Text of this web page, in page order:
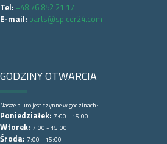
Tel: +48 76 852 21 17
E-mail: parts@spicer24.com
GODZINY OTWARCIA
Nasze biuro jest czynne w godzinach:
Poniedziałek: 7:00 - 15:00
Wtorek: 7:00 - 15:00
Środa: 7:00 - 15:00